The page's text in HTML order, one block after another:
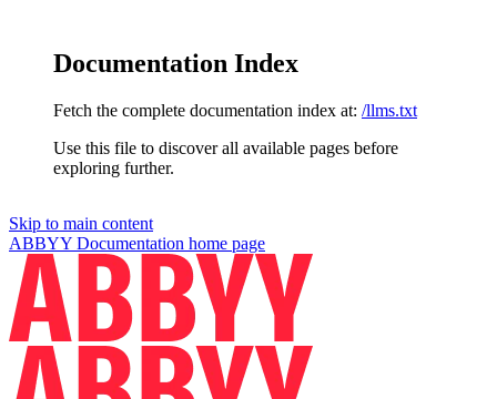
Documentation Index
Fetch the complete documentation index at: /llms.txt
Use this file to discover all available pages before
exploring further.
Skip to main content
ABBYY Documentation home page